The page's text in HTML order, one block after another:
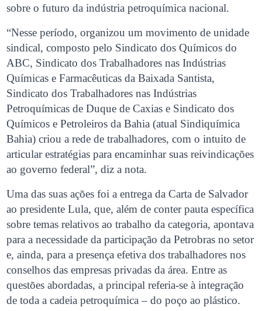
sobre o futuro da indústria petroquímica nacional.
“Nesse período, organizou um movimento de unidade
sindical, composto pelo Sindicato dos Químicos do
ABC, Sindicato dos Trabalhadores nas Indústrias
Químicas e Farmacêuticas da Baixada Santista,
Sindicato dos Trabalhadores nas Indústrias
Petroquímicas de Duque de Caxias e Sindicato dos
Químicos e Petroleiros da Bahia (atual Sindiquímica
Bahia) criou a rede de trabalhadores, com o intuito de
articular estratégias para encaminhar suas reivindicações
ao governo federal”, diz a nota.
Uma das suas ações foi a entrega da Carta de Salvador
ao presidente Lula, que, além de conter pauta específica
sobre temas relativos ao trabalho da categoria, apontava
para a necessidade da participação da Petrobras no setor
e, ainda, para a presença efetiva dos trabalhadores nos
conselhos das empresas privadas da área. Entre as
questões abordadas, a principal referia-se à integração
de toda a cadeia petroquímica – do poço ao plástico.